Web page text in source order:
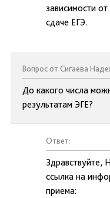
зависимости
сдаче ЕГЭ.
Вопрос от Сигаева
До какого числа
результатам ЭГЕ?
Ответ:
Здравствуйте,
ссылка на
приема: